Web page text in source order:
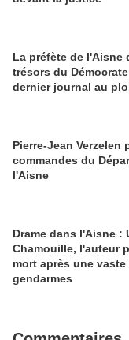
La préfète de l'Aisne
trésors du
dernier journal au
Pierre-Jean Verzelen
commandes du
l'Aisne
Drame dans l'Aisne :
Chamouille, l'auteur
mort après une vaste
gendarmes